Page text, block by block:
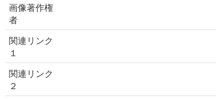
画像著作権
者
関連リンク
１
関連リンク
２